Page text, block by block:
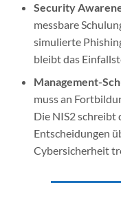
Security
messbare
simulierte
bleibt das
Management-
muss an
Die NIS2 schreibt
Entscheidungen
Cybersicherheit